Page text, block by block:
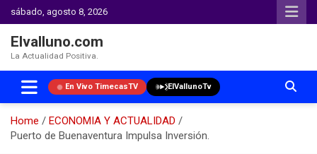
sábado, agosto 8, 2026
Elvalluno.com
La Actualidad Positiva.
En Vivo TimecasTV ElVallunoTv
Home
ECONOMIA Y ACTUALIDAD
Puerto de Buenaventura Impulsa Inversión.